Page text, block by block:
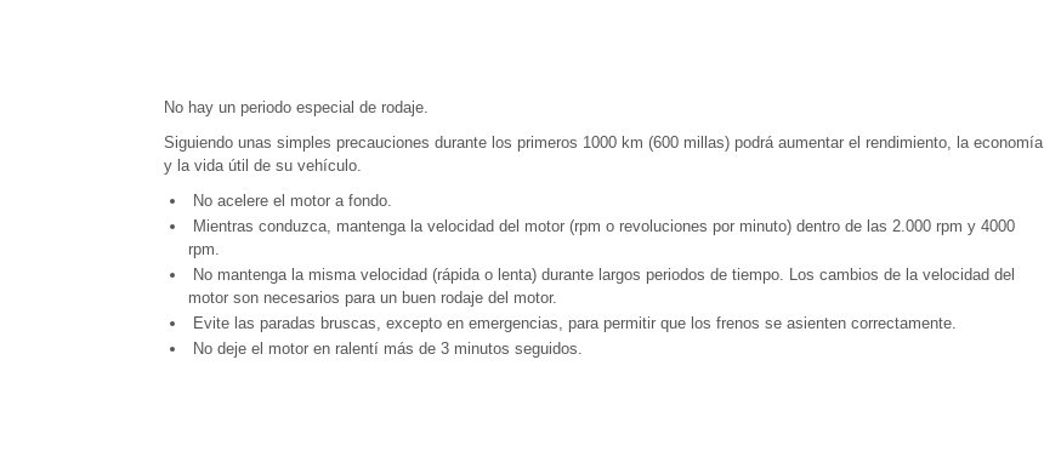
No hay un periodo especial de rodaje.
Siguiendo unas simples precauciones durante los primeros 1000 km (600 millas) podrá aumentar el rendimiento, la economía
y la vida útil de su vehículo.
No acelere el motor a fondo.
Mientras conduzca, mantenga la velocidad del motor (rpm o revoluciones por minuto) dentro de las 2.000 rpm y 4000
rpm.
No mantenga la misma velocidad (rápida o lenta) durante largos periodos de tiempo. Los cambios de la velocidad del
motor son necesarios para un buen rodaje del motor.
Evite las paradas bruscas, excepto en emergencias, para permitir que los frenos se asienten correctamente.
No deje el motor en ralentí más de 3 minutos seguidos.